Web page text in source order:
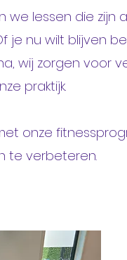
lessen die zijn
je nu wilt blijven
wij zorgen voor
praktijk.
onze
te verbeteren.